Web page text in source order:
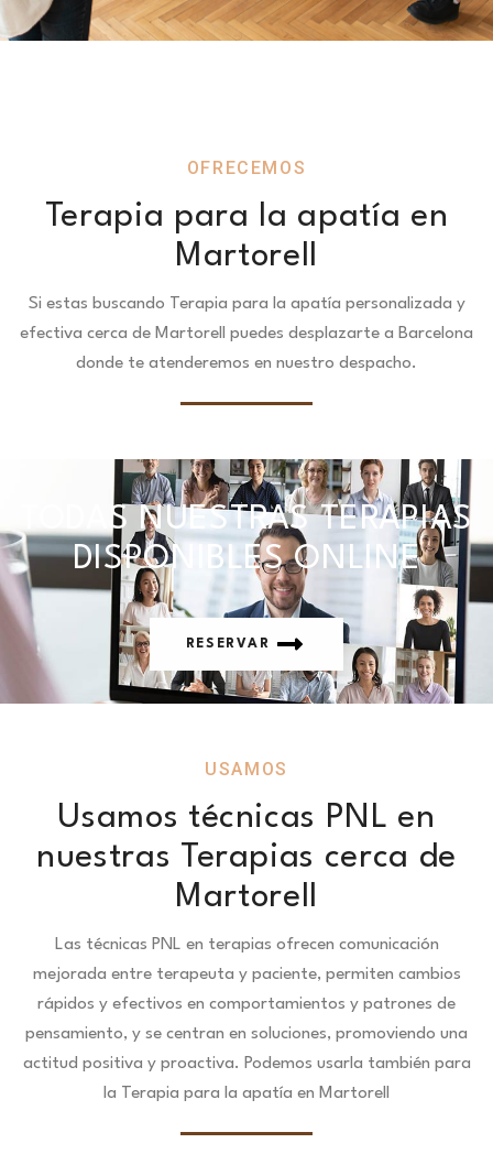
OFRECEMOS
Terapia para la apatía en
Martorell
Si estas buscando Terapia para la apatía personalizada y
efectiva cerca de Martorell puedes desplazarte a Barcelona
donde te atenderemos en nuestro despacho.
TODAS NUESTRAS TERAPIAS
DISPONIBLES ONLINE
RESERVAR
USAMOS
Usamos técnicas PNL en
nuestras Terapias cerca de
Martorell
Las técnicas PNL en terapias ofrecen comunicación
mejorada entre terapeuta y paciente, permiten cambios
rápidos y efectivos en comportamientos y patrones de
pensamiento, y se centran en soluciones, promoviendo una
actitud positiva y proactiva. Podemos usarla también para
la Terapia para la apatía en Martorell